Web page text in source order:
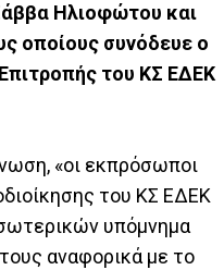
Ηλιοφώτου και
οποίους συνόδευε ο
του ΚΣ ΕΔΕΚ
«οι εκπρόσωποι
του ΚΣ ΕΔΕΚ
υπόμνημα
αναφορικά με το